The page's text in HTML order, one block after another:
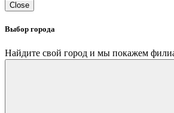
Close
Выбор города
Найдите свой город и мы покажем